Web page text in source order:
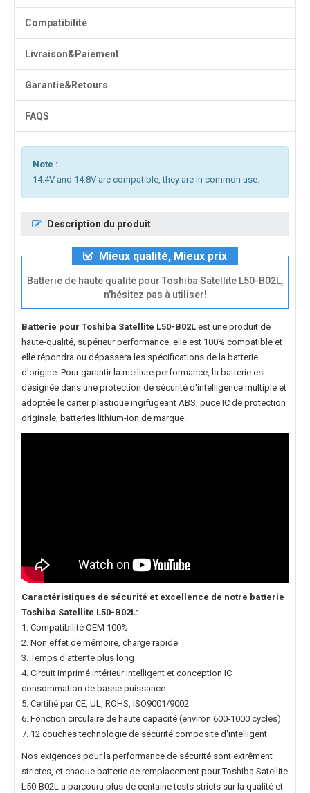
Compatibilité
Livraison&Paiement
Garantie&Retours
FAQS
Note :
14.4V and 14.8V are compatible, they are in common use.
Description du produit
Mieux qualité, Mieux prix
Batterie de haute qualité pour Toshiba Satellite L50-B02L,
n'hésitez pas à utiliser!
Batterie pour Toshiba Satellite L50-B02L est une produit de
haute-qualité, supérieur performance, elle est 100% compatible et
elle répondra ou dépassera les spécifications de la batterie
d'origine. Pour garantir la meillure performance, la batterie est
désignée dans une protection de sécurité d'intelligence multiple et
adoptée le carter plastique ingifugeant ABS, puce IC de protection
originale, batteries lithium-ion de marque.
Caractéristiques de sécurité et excellence de notre batterie
Toshiba Satellite L50-B02L:
1. Compatibilité OEM 100%
2. Non effet de mémoire, charge rapide
3. Temps d'attente plus long
4. Circuit imprimé intérieur intelligent et conception IC
consommation de basse puissance
5. Certifié par CE, UL, ROHS, ISO9001/9002
6. Fonction circulaire de haute capacité (environ 600-1000 cycles)
7. 12 couches technologie de sécurité composite d'intelligent
Nos exigences pour la performance de sécurité sont extrêment
strictes, et chaque batterie de remplacement pour Toshiba Satellite
L50-B02L a parcouru plus de centaine tests stricts sur la qualité et